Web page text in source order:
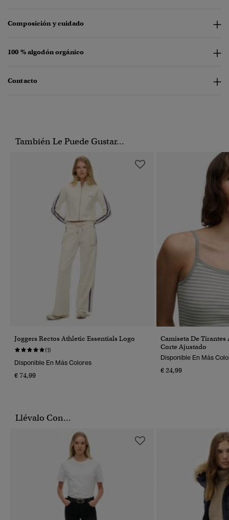
Composición y cuidado
100 % algodón orgánico
Contacto
También Le Puede Gustar...
Joggers Rectos Athletic Essentials Logo
(1)
Disponible En Más Colores
€ 74,99
Camiseta De
Corte Ajustado
Disponible En Más
€ 24,99
Llévalo Con...